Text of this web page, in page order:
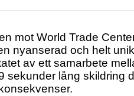
mot World Trade
nyanserad och helt
av ett samarbete
sekunder lång skildring